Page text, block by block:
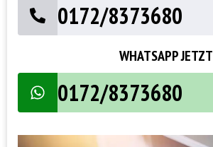
0172/8373680
WHATSAPP JETZT
0172/8373680